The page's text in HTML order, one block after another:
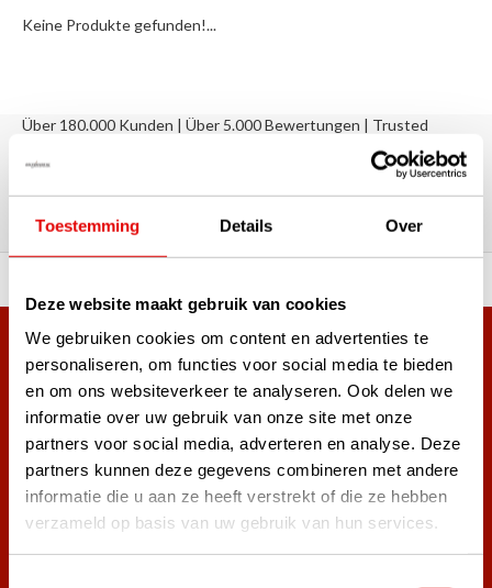
Toestemming Details Over
Deze website maakt gebruik van cookies
We gebruiken cookies om content en advertenties te
personaliseren, om functies voor social media te bieden
en om ons websiteverkeer te analyseren. Ook delen we
informatie over uw gebruik van onze site met onze
partners voor social media, adverteren en analyse. Deze
partners kunnen deze gegevens combineren met andere
informatie die u aan ze heeft verstrekt of die ze hebben
verzameld op basis van uw gebruik van hun services.
Keine Produkte gefunden!...
Über 180.000 Kunden | Über 5.000 Bewertungen | Trusted
Bewertungen: Das sagen unsere
Kunden
Mehr als 38.000 Kunden haben sich bereits
angemeldet.
Melde dich für den Newsletter an und verpasse nie wieder
die besten Golfangebote!